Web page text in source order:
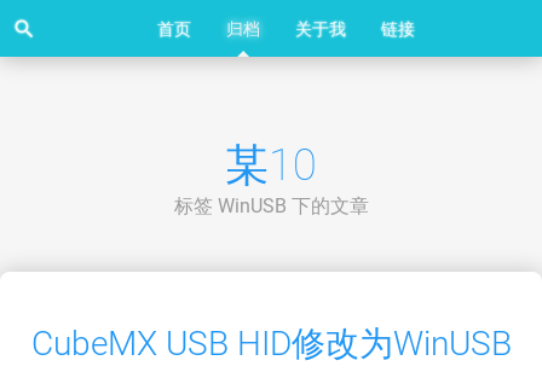
search 首页 归档 关于我 链接
某10
标签 WinUSB 下的文章
CubeMX USB HID修改为WinUSB